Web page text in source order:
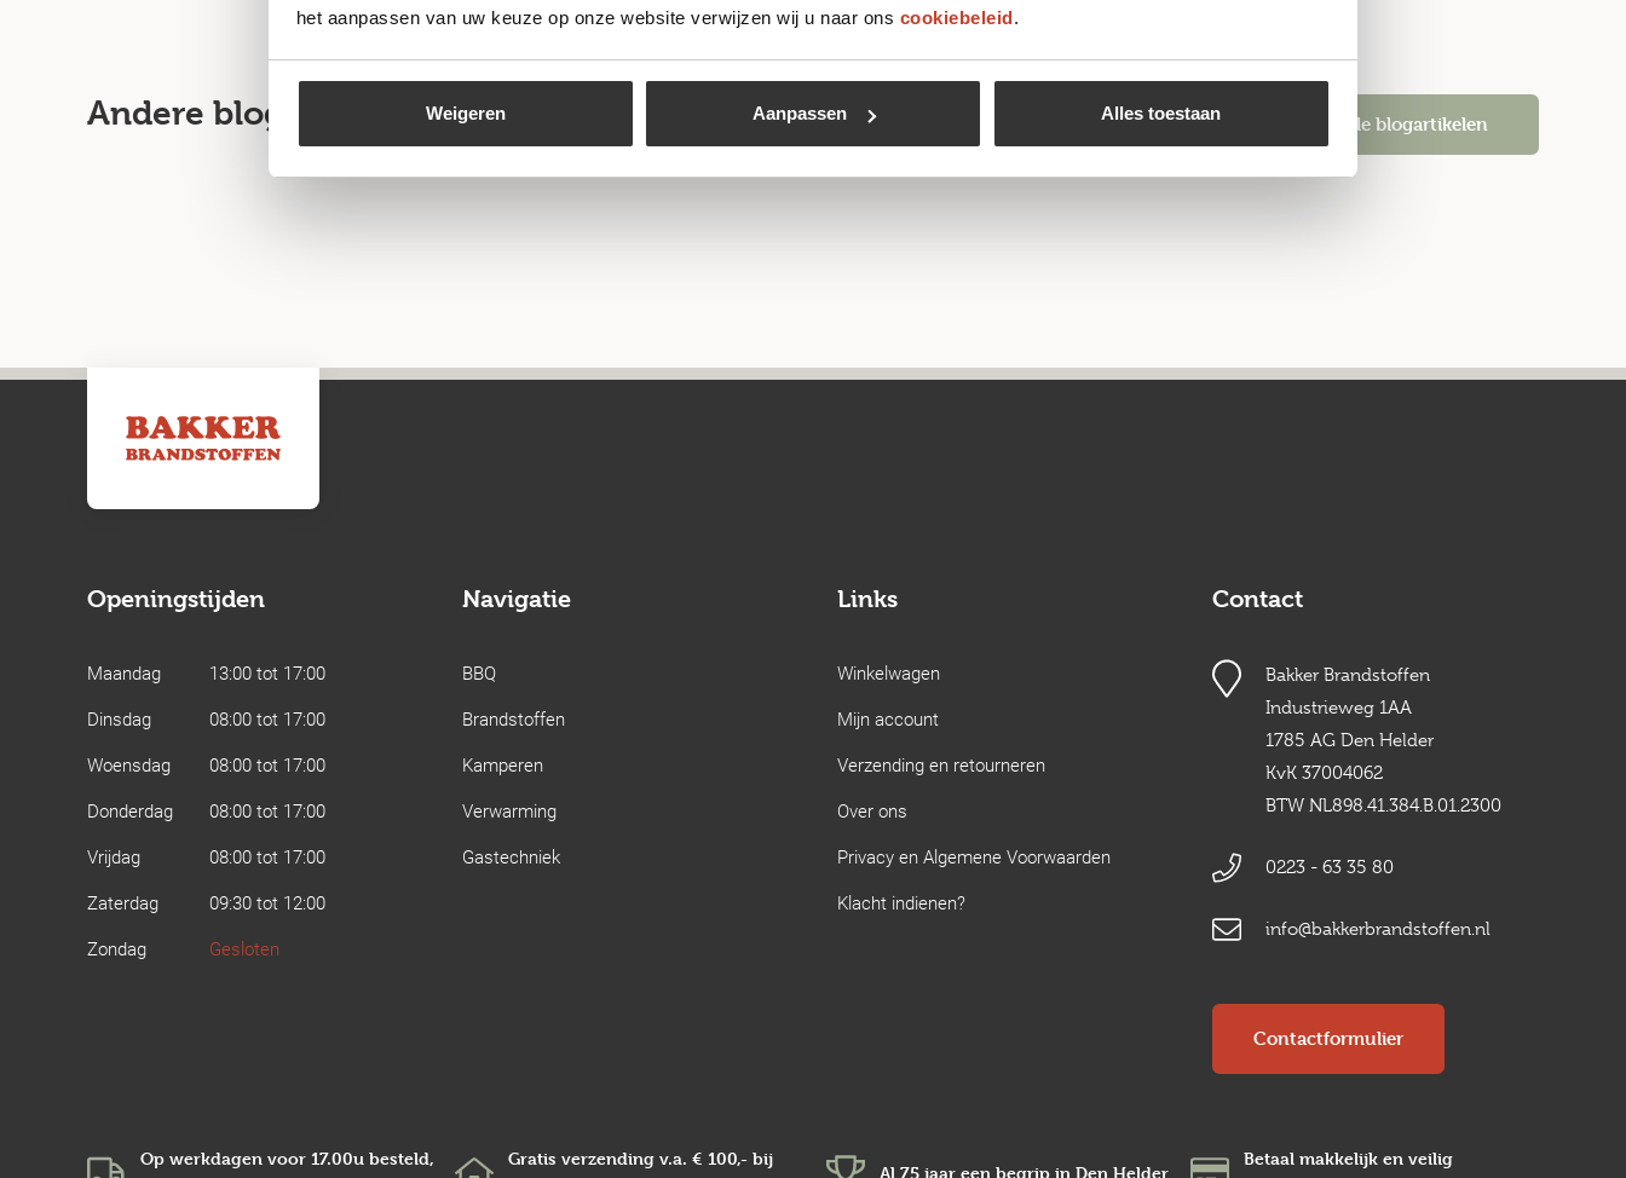
het aanpassen van uw keuze op onze website verwijzen wij u naar ons cookiebeleid.
Weigeren Aanpassen Alles toestaan
Andere blogartikelen Alle blogartikelen
Openingstijden
Maandag
13:00 tot 17:00
Dinsdag
08:00 tot 17:00
Woensdag
08:00 tot 17:00
Donderdag
08:00 tot 17:00
Vrijdag
08:00 tot 17:00
Zaterdag
09:30 tot 12:00
Zondag
Gesloten
Navigatie
BBQ
Brandstoffen
Kamperen
Verwarming
Gastechniek
Links
Winkelwagen
Mijn account
Verzending en retourneren
Over ons
Privacy en Algemene Voorwaarden
Klacht indienen?
Contact
Bakker Brandstoffen
Industrieweg 1AA
1785 AG Den Helder
KvK 37004062
BTW NL898.41.384.B.01.2300
0223 - 63 35 80
info@bakkerbrandstoffen.nl
Contactformulier
Op werkdagen voor 17.00u besteld,
Gratis verzending v.a. € 100,- bij
Al 75 jaar een begrip in Den Helder
Betaal makkelijk en veilig